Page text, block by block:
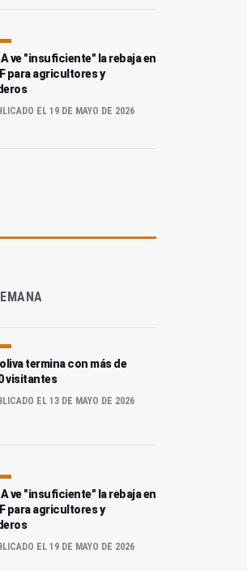
ve "insuficiente" la rebaja en
para agricultores y
EL 19 DE MAYO DE 2026
termina con más de
visitantes
EL 13 DE MAYO DE 2026
ve "insuficiente" la rebaja en
para agricultores y
EL 19 DE MAYO DE 2026